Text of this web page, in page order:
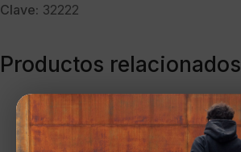
Clave: 32222
Productos relacionados